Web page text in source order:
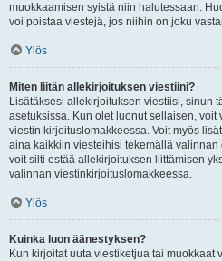
muokkaamisen syistä niin halutessaan.
voi poistaa viestejä, jos niihin on joku
Ylös
Miten liitän allekirjoituksen viestiini?
Lisätäksesi allekirjoituksen viestiisi, sinun
asetuksissa. Kun olet luonut sellaisen, voit
viestin kirjoituslomakkeessa. Voit myös
aina kaikkiin viesteihisi tekemällä valinnan
voit silti estää allekirjoituksen liittämisen
valinnan viestinkirjoituslomakkeessa.
Ylös
Kuinka luon äänestyksen?
Kun kirjoitat uuta viestiketjua tai muokkaat